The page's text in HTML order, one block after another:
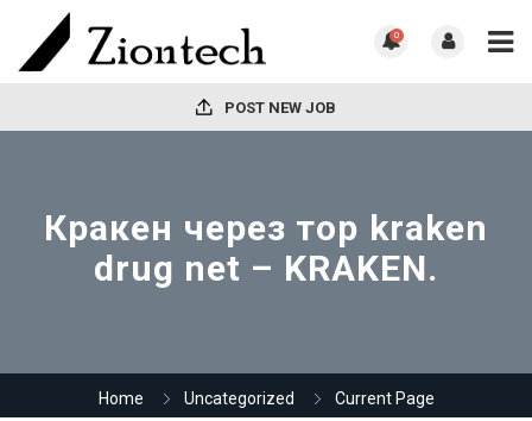
0
POST NEW JOB
Кракен через тор kraken
drug net – KRAKEN.
Home Uncategorized Current Page